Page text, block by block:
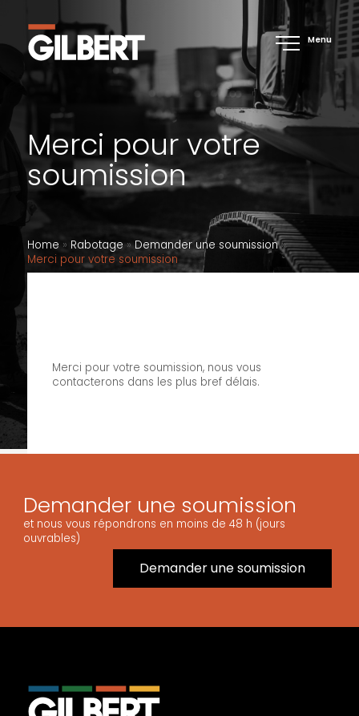
Menu
Merci pour votre
soumission
Home » Rabotage»Demander une soumission»
Merci pour votre soumission
Merci pour votre soumission, nous vous
contacterons dans les plus bref délais.
Demander une soumission
et nous vous répondrons en moins de 48 h (jours
ouvrables)
Demander une soumission